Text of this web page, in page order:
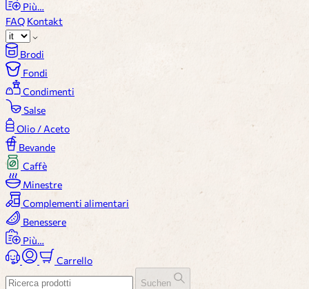
Più…
FAQ Kontakt
Brodi
Fondi
Condimenti
Salse
Olio / Aceto
Bevande
Caffè
Minestre
Complementi alimentari
Benessere
Più…
Carrello
Suchen